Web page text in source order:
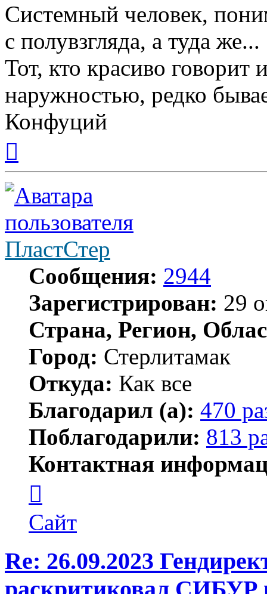
Системный человек,
с полувзгляда, а туда
Тот, кто красиво говорит
наружностью, редко
Конфуций
началу
ПластСтер
Сообщения: 2944
Зарегистрирован: 29
Страна, Регион,
Город: Стерлитамак
Откуда: Как все
Благодарил (а): 470
Поблагодарили: 813
Контактная
пользователя
ПластСтер
Сайт
Re: 26.09.2023